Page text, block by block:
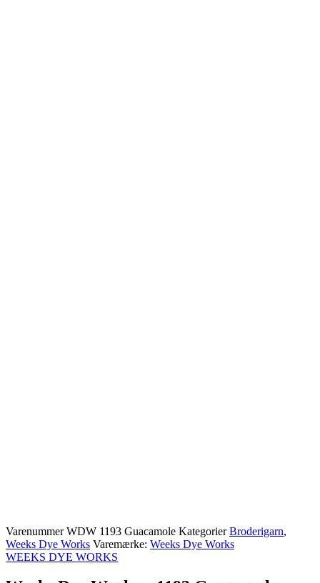
VarenummerWDW 1193 Guacamole Kategorier Broderigarn,
Weeks Dye Works Varemærke: Weeks Dye Works
WEEKS DYE WORKS